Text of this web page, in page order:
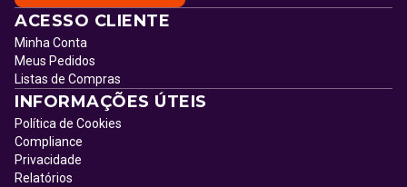
ACESSO CLIENTE
Minha Conta
Meus Pedidos
Listas de Compras
INFORMAÇÕES ÚTEIS
Política de Cookies
Compliance
Privacidade
Relatórios